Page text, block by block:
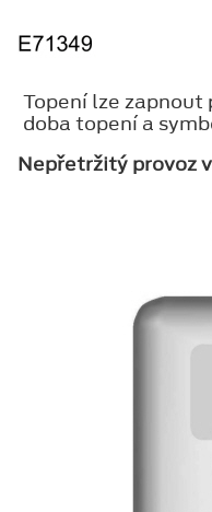
Topení lze
doba topení a
Nepřetržitý provoz